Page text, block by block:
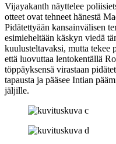
Vijayakanth näyttelee
otteet ovat tehneet hänestä
Pidätettyään kansainvälisen
esimieheltään käskyn viedä
kuulusteltavaksi, mutta tekee
että luovuttaa lentokentällä
töppäyksensä virastaan
tapausta ja pääsee Intian
jäljille.